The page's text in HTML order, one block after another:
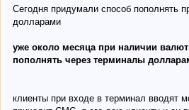
Сегодня придумали способ пополнять
долларами
уже около месяца при наличии
пополнять через терминалы
клиенты при входе в терминал вводят